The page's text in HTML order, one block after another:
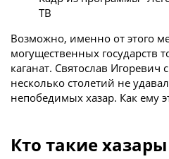
ТВ
Возможно, именно от этого
могущественных государств
каганат. Святослав Игоревич
несколько столетий не
непобедимых хазар. Как ему
Кто такие хазары